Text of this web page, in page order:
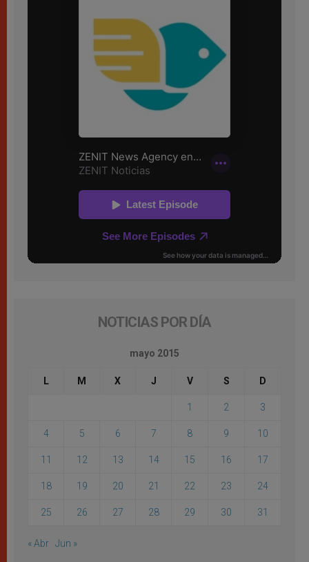
NOTICIAS POR DÍA
mayo 2015
L M X J V S D
1 2 3
4 5 6 7 8 9 10
11 12 13 14 15 16 17
18 19 20 21 22 23 24
25 26 27 28 29 30 31
« Abr Jun »